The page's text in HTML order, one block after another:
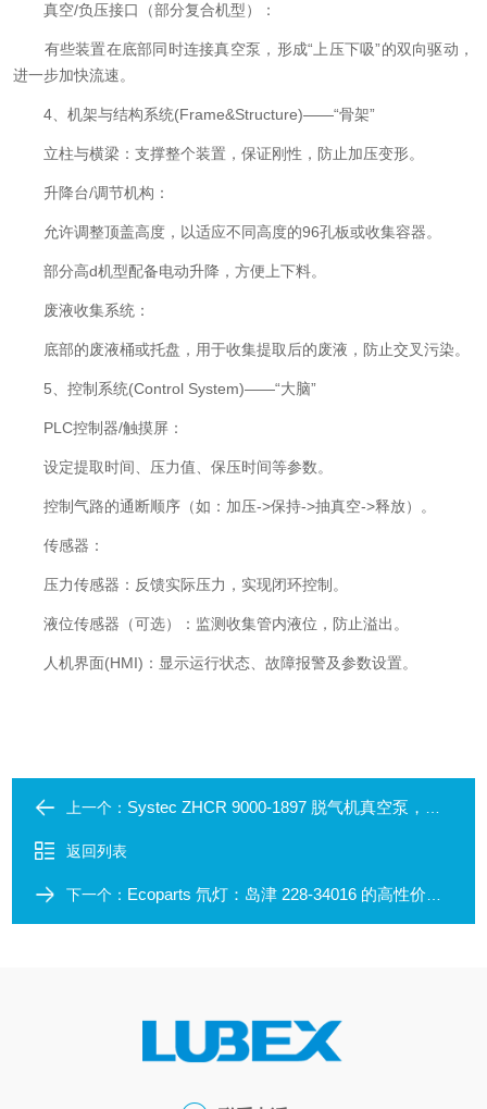
真空/负压接口（部分复合机型）：
有些装置在底部同时连接真空泵，形成“上压下吸”的双向驱动，
进一步加快流速。
4、机架与结构系统(Frame&Structure)——“骨架”
立柱与横梁：支撑整个装置，保证刚性，防止加压变形。
升降台/调节机构：
允许调整顶盖高度，以适应不同高度的96孔板或收集容器。
部分高d机型配备电动升降，方便上下料。
废液收集系统：
底部的废液桶或托盘，用于收集提取后的废液，防止交叉污染。
5、控制系统(Control System)——“大脑”
PLC控制器/触摸屏：
设定提取时间、压力值、保压时间等参数。
控制气路的通断顺序（如：加压->保持->抽真空->释放）。
传感器：
压力传感器：反馈实际压力，实现闭环控制。
液位传感器（可选）：监测收集管内液位，防止溢出。
人机界面(HMI)：显示运行状态、故障报警及参数设置。
上一个： Systec ZHCR 9000-1897 脱气机真空泵，适配Waters/安捷伦/岛津/赛默飞液相
返回列表
下一个： Ecoparts 氘灯：岛津 228-34016 的高性价比替代之选